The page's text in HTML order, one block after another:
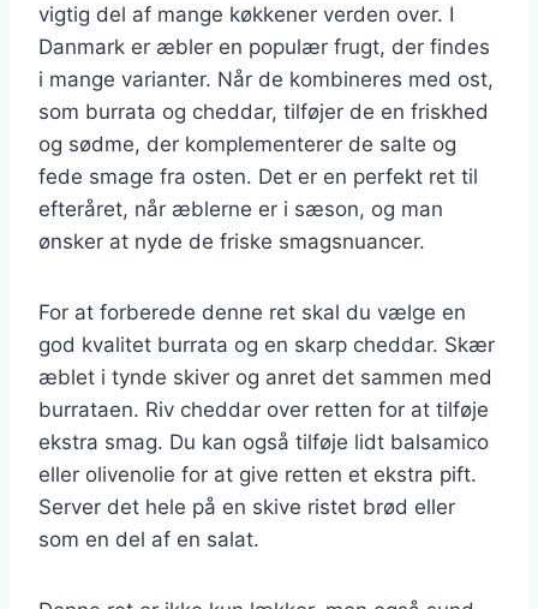
vigtig del af mange køkkener verden over. I
Danmark er æbler en populær frugt, der findes
i mange varianter. Når de kombineres med ost,
som burrata og cheddar, tilføjer de en friskhed
og sødme, der komplementerer de salte og
fede smage fra osten. Det er en perfekt ret til
efteråret, når æblerne er i sæson, og man
ønsker at nyde de friske smagsnuancer.
For at forberede denne ret skal du vælge en
god kvalitet burrata og en skarp cheddar. Skær
æblet i tynde skiver og anret det sammen med
burrataen. Riv cheddar over retten for at tilføje
ekstra smag. Du kan også tilføje lidt balsamico
eller olivenolie for at give retten et ekstra pift.
Server det hele på en skive ristet brød eller
som en del af en salat.